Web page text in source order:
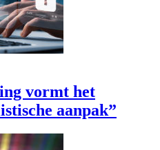
vormt het
aanpak”